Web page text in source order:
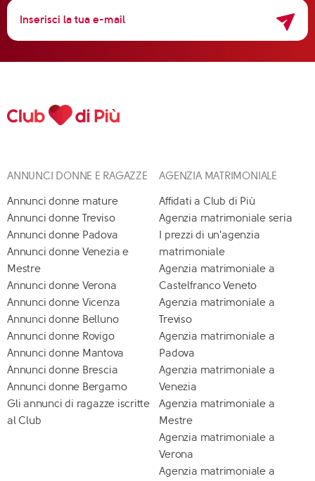
ANNUNCI DONNE E RAGAZZE
Annunci donne mature
Annunci donne Treviso
Annunci donne Padova
Annunci donne Venezia e
Mestre
Annunci donne Verona
Annunci donne Vicenza
Annunci donne Belluno
Annunci donne Rovigo
Annunci donne Mantova
Annunci donne Brescia
Annunci donne Bergamo
Gli annunci di ragazze iscritte
al Club
AGENZIA MATRIMONIALE
Affidati a Club di Più
Agenzia matrimoniale seria
I prezzi di un'agenzia
matrimoniale
Agenzia matrimoniale a
Castelfranco Veneto
Agenzia matrimoniale a
Treviso
Agenzia matrimoniale a
Padova
Agenzia matrimoniale a
Venezia
Agenzia matrimoniale a
Mestre
Agenzia matrimoniale a
Verona
Agenzia matrimoniale a